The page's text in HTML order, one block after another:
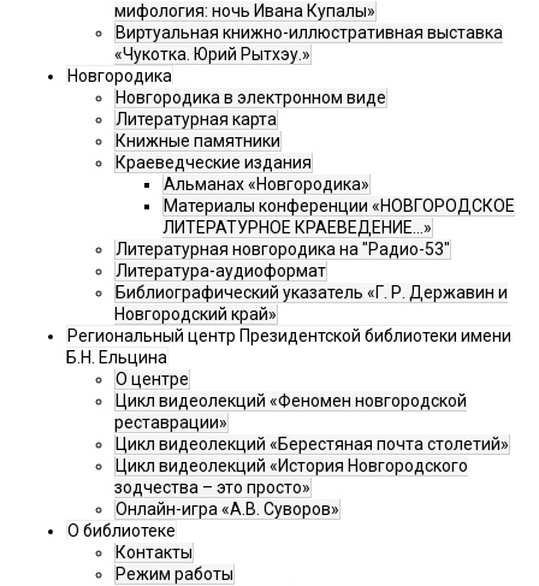
мифология: ночь Ивана Купалы»
Виртуальная книжно-иллюстративная выставка
«Чукотка. Юрий Рытхэу.»
Новгородика
Новгородика в электронном виде
Литературная карта
Книжные памятники
Краеведческие издания
Альманах «Новгородика»
Материалы конференции «НОВГОРОДСКОЕ
ЛИТЕРАТУРНОЕ КРАЕВЕДЕНИЕ...»
Литературная новгородика на "Радио-53"
Литература-аудиоформат
Библиографический указатель «Г. Р. Державин и
Новгородский край»
Региональный центр Президентской библиотеки имени
Б.Н. Ельцина
О центре
Цикл видеолекций «Феномен новгородской
реставрации»
Цикл видеолекций «Берестяная почта столетий»
Цикл видеолекций «История Новгородского
зодчества – это просто»
Онлайн-игра «А.В. Суворов»
О библиотеке
Контакты
Режим работы